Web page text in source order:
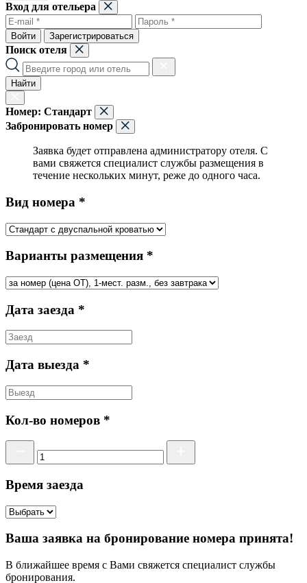
Вход для отельера
Войти Зарегистрироваться
Поиск отеля
Найти
Номер: Стандарт
Забронировать номер
Заявка будет отправлена администратору отеля. С
вами свяжется специалист службы размещения в
течение нескольких минут, реже до одного часа.
Вид номера *
Варианты размещения *
Дата заезда *
Дата выезда *
Кол-во номеров *
Время заезда
Ваша заявка на бронирование номера принята!
В ближайшее время с Вами свяжется специалист службы
бронирования.